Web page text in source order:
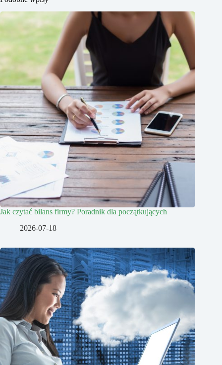
Jak czytać bilans firmy? Poradnik dla początkujących
2026-07-18